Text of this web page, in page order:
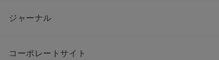
ジャーナル
コーポレートサイト